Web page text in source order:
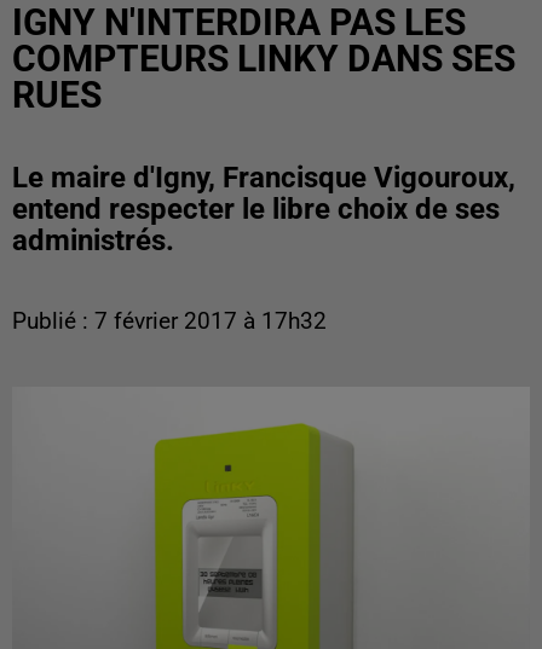
IGNY N'INTERDIRA PAS LES
COMPTEURS LINKY DANS SES
RUES
Le maire d'Igny, Francisque Vigouroux,
entend respecter le libre choix de ses
administrés.
Publié : 7 février 2017 à 17h32